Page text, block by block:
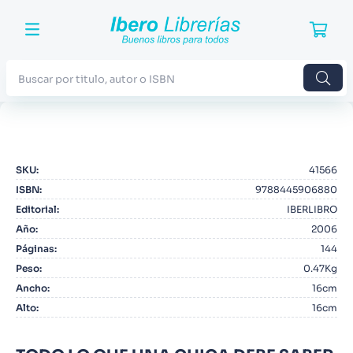
SKU:
41566
ISBN:
9788445906880
Editorial:
IBERLIBRO
Año:
2006
Páginas:
144
Peso:
0.47Kg
Ancho:
16cm
Alto: 16cm
2. Blue Lock
3. Jujutsu Kaisen
4. Odisea
5. Manga
6. Stephen King
7. Iliada